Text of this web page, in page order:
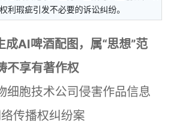
利瑕疵引发不必要的诉讼纠纷。
成AI啤酒配图，属“思想”范
不享有著作权
细胞技术公司侵害作品信息
络传播权纠纷案